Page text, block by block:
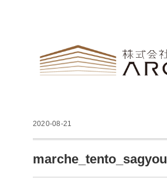
2020-08-21
marche_tento_sagyou